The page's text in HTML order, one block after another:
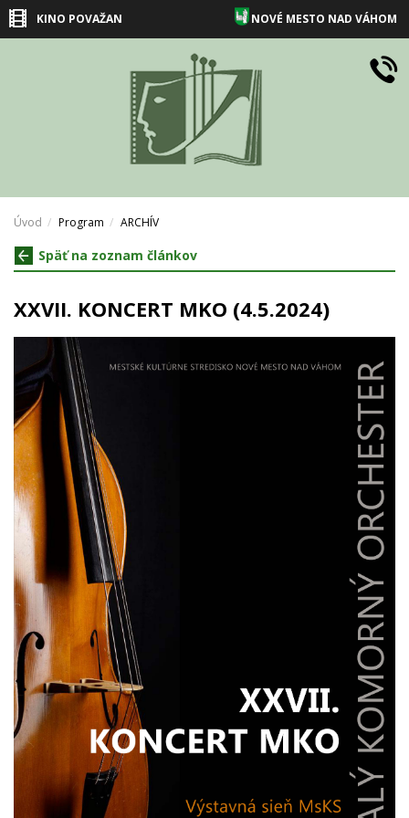
KINO POVAŽAN NOVÉ MESTO NAD VÁHOM
Úvod Program ARCHÍV
Späť na zoznam článkov
XXVII. KONCERT MKO (4.5.2024)